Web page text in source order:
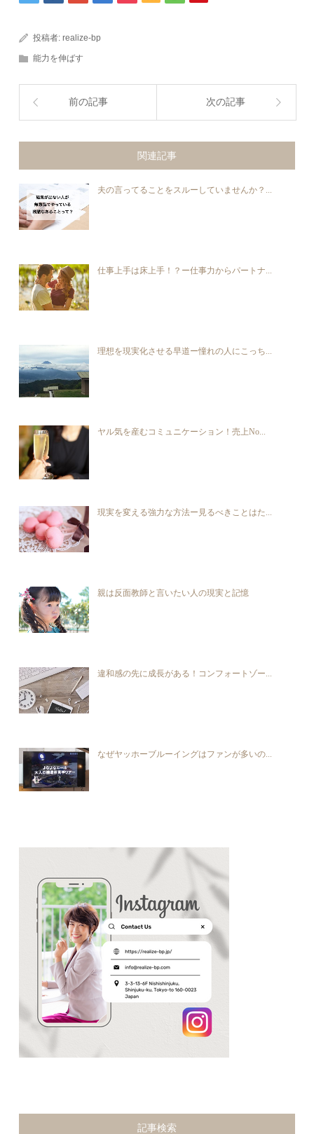
投稿者:realize-bp
能力を伸ばす
前の記事 次の記事
関連記事
夫の言ってることをスルーしていませんか？...
仕事上手は床上手！？ー仕事力からパートナ...
理想を現実化させる早道ー憧れの人にこっち...
ヤル気を産むコミュニケーション！売上No...
現実を変える強力な方法ー見るべきことはた...
親は反面教師と言いたい人の現実と記憶
違和感の先に成長がある！コンフォートゾー...
なぜヤッホーブルーイングはファンが多いの...
記事検索